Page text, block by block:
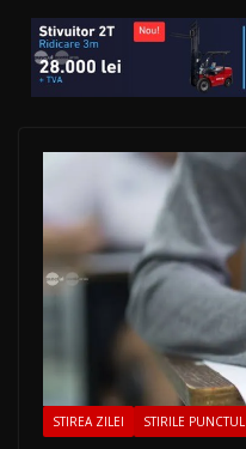
STIREA ZILEI STIRILE PUNCTUL